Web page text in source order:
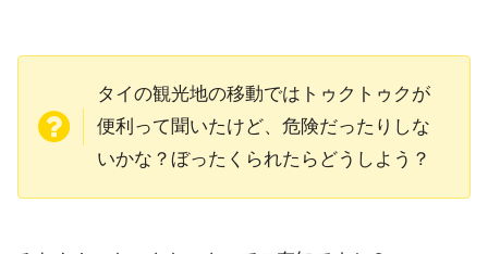
タイの観光地の移動ではトゥクトゥクが
便利って聞いたけど、危険だったりしな
いかな？ぼったくられたらどうしよう？